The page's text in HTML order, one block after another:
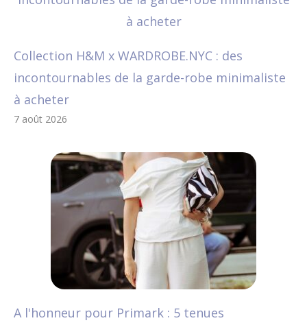
Collection H&M x WARDROBE.NYC : des
incontournables de la garde-robe minimaliste
à acheter
7 août 2026
A l'honneur pour Primark : 5 tenues